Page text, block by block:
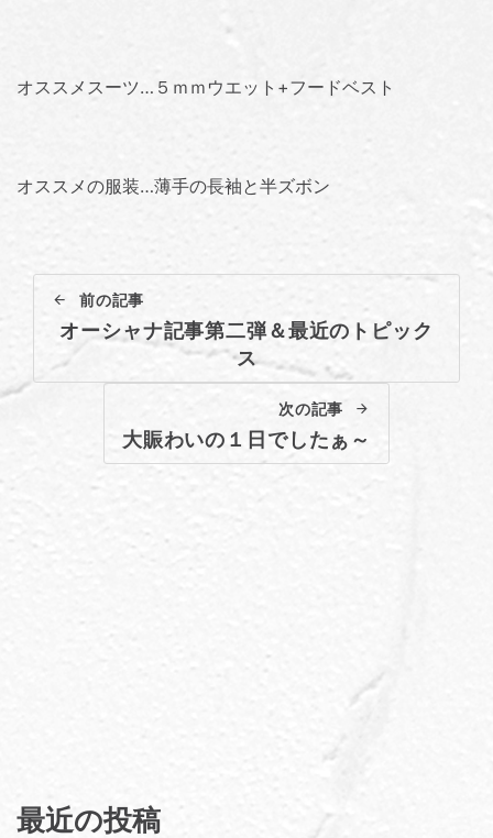
オススメスーツ…５ｍｍウエット+フードベスト
オススメの服装…薄手の長袖と半ズボン
前の記事
オーシャナ記事第二弾＆最近のトピック
ス
次の記事
大賑わいの１日でしたぁ～
最近の投稿